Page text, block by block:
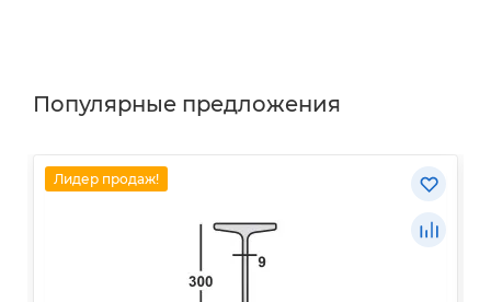
Популярные предложения
Лидер продаж!